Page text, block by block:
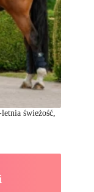
świeżość,